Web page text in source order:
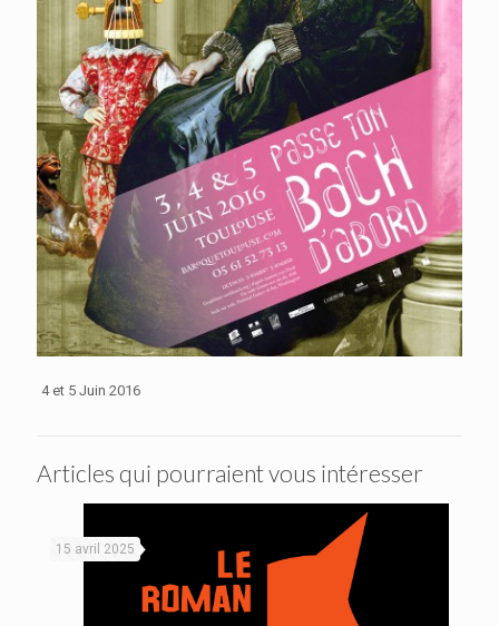
4 et 5 Juin 2016
Articles qui pourraient vous intéresser
15 avril 2025